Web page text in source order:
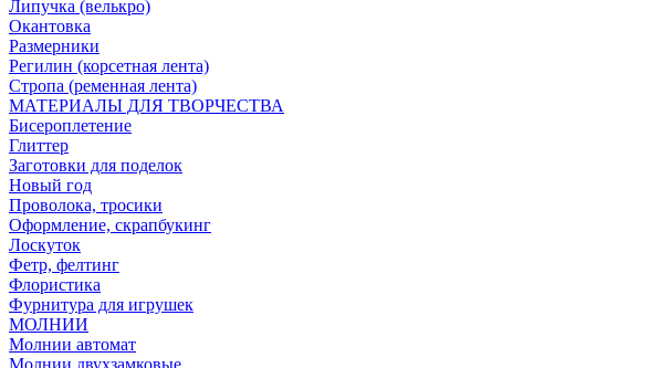
Липучка (велькро)
Окантовка
Размерники
Регилин (корсетная лента)
Стропа (ременная лента)
МАТЕРИАЛЫ ДЛЯ ТВОРЧЕСТВА
Бисероплетение
Глиттер
Заготовки для поделок
Новый год
Проволока, тросики
Оформление, скрапбукинг
Лоскуток
Фетр, фелтинг
Флористика
Фурнитура для игрушек
МОЛНИИ
Молнии автомат
Молнии двухзамковые